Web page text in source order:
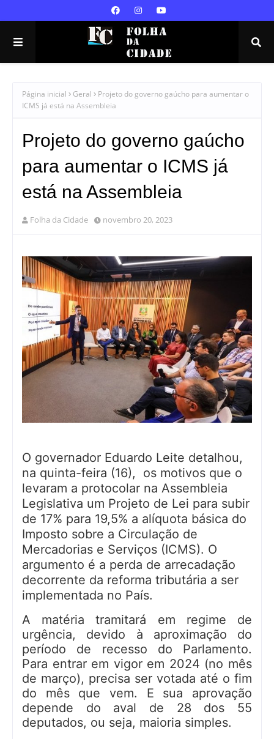
Página inicial Geral
Projeto do governo gaúcho para aumentar o
ICMS já está na Assembleia
Projeto do governo gaúcho
para aumentar o ICMS já
está na Assembleia
Folha da Cidade novembro 20, 2023
O governador Eduardo Leite detalhou,
na quinta-feira (16), os motivos que o
levaram a protocolar na Assembleia
Legislativa um Projeto de Lei para subir
de 17% para 19,5% a alíquota básica do
Imposto sobre a Circulação de
Mercadorias e Serviços (ICMS). O
argumento é a perda de arrecadação
decorrente da reforma tributária a ser
implementada no País.
A matéria tramitará em regime de
urgência, devido à aproximação do
período de recesso do Parlamento.
Para entrar em vigor em 2024 (no mês
de março), precisa ser votada até o fim
do mês que vem. E sua aprovação
depende do aval de 28 dos 55
deputados, ou seja, maioria simples.